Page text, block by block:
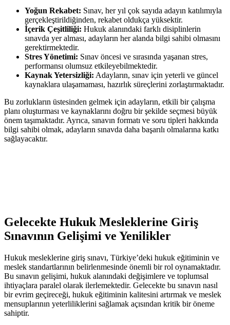
Yoğun ⁣Rekabet: Sınav, her yıl çok sayıda adayın katılımıyla
gerçekleştirildiğinden, rekabet oldukça yüksektir.
İçerik Çeşitliliği: Hukuk alanındaki farklı disiplinlerin
sınavda yer alması, adayların ⁤her alanda bilgi ⁣sahibi olmasını
gerektirmektedir.
Stres Yönetimi: ⁣Sınav ⁣öncesi ⁤ve sırasında yaşanan stres,
⁢performansı olumsuz etkileyebilmektedir.
Kaynak Yetersizliği: Adayların, sınav için yeterli ve güncel
kaynaklara ulaşamaması, hazırlık ⁣süreçlerini zorlaştırmaktadır.
Bu zorlukların üstesinden⁤ gelmek için adayların, etkili bir çalışma​
planı oluşturması ve kaynaklarını​ doğru bir şekilde seçmesi büyük
önem taşımaktadır. ​Ayrıca, sınavın formatı ve soru tipleri hakkında
bilgi sahibi‌ olmak, adayların sınavda daha başarılı olmalarına katkı
sağlayacaktır.
Gelecekte Hukuk Mesleklerine Giriş
Sınavının Gelişimi ve Yenilikler
Hukuk mesleklerine giriş sınavı, Türkiye’deki hukuk eğitiminin ve​
meslek standartlarının belirlenmesinde önemli bir rol oynamaktadır.⁣
Bu sınavın gelişimi, hukuk alanındaki değişimlere‌ ve toplumsal
ihtiyaçlara⁣ paralel olarak ilerlemektedir. Gelecekte bu sınavın nasıl
bir evrim geçireceği, hukuk eğitiminin ⁢kalitesini artırmak ve meslek ​
mensuplarının yeterliliklerini sağlamak açısından kritik ⁤bir öneme
sahiptir.